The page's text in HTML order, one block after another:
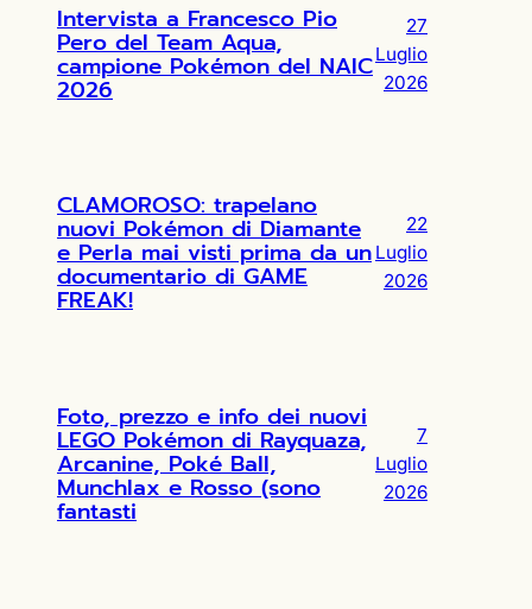
Intervista a Francesco Pio
Pero del Team Aqua,
campione Pokémon del NAIC
2026
27
Luglio
2026
CLAMOROSO: trapelano
nuovi Pokémon di Diamante
e Perla mai visti prima da un
documentario di GAME
FREAK!
22
Luglio
2026
Foto, prezzo e info dei nuovi
LEGO Pokémon di Rayquaza,
Arcanine, Poké Ball,
Munchlax e Rosso (sono
fantasti
7
Luglio
2026